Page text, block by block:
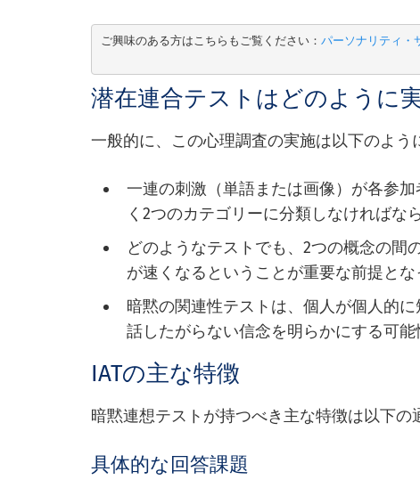
ご興味のある方はこちらもご覧ください： パーソナリティ・
潜在連合テストはどのように
一般的に、この心理調査の実施は以下のよう
一連の刺激（単語または画像）が各参
く2つのカテゴリーに分類しなければな
どのようなテストでも、2つの概念の間
が速くなるということが重要な前提とな
暗黙の関連性テストは、個人が個人的
話したがらない信念を明らかにする可能
IATの主な特徴
暗黙連想テストが持つべき主な特徴は以下の
具体的な回答課題